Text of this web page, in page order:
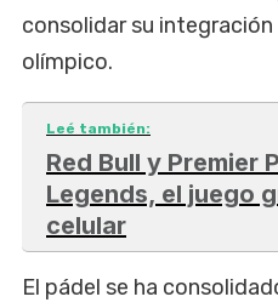
consolidar su
olímpico.
Leé también:
Red Bull y Premier
Legends, el juego
celular
El pádel se ha